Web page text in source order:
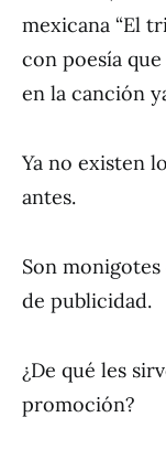
mexicana “El
con poesía
en la canción
Ya no existen
antes.
Son
de publicidad.
¿De qué les
promoción?